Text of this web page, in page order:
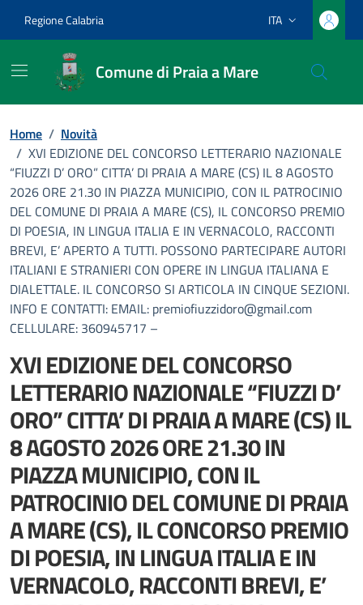
Regione Calabria Lingua attiva:
ITA
Comune di Praia a Mare
Home / Novità
/ XVI EDIZIONE DEL CONCORSO LETTERARIO NAZIONALE
“FIUZZI D’ ORO” CITTA’ DI PRAIA A MARE (CS) IL 8 AGOSTO
2026 ORE 21.30 IN PIAZZA MUNICIPIO, CON IL PATROCINIO
DEL COMUNE DI PRAIA A MARE (CS), IL CONCORSO PREMIO
DI POESIA, IN LINGUA ITALIA E IN VERNACOLO, RACCONTI
BREVI, E’ APERTO A TUTTI. POSSONO PARTECIPARE AUTORI
ITALIANI E STRANIERI CON OPERE IN LINGUA ITALIANA E
DIALETTALE. IL CONCORSO SI ARTICOLA IN CINQUE SEZIONI.
INFO E CONTATTI: EMAIL: premiofiuzzidoro@gmail.com
CELLULARE: 360945717 –
XVI EDIZIONE DEL CONCORSO
LETTERARIO NAZIONALE “FIUZZI D’
ORO” CITTA’ DI PRAIA A MARE (CS) IL
8 AGOSTO 2026 ORE 21.30 IN
PIAZZA MUNICIPIO, CON IL
PATROCINIO DEL COMUNE DI PRAIA
A MARE (CS), IL CONCORSO PREMIO
DI POESIA, IN LINGUA ITALIA E IN
VERNACOLO, RACCONTI BREVI, E’